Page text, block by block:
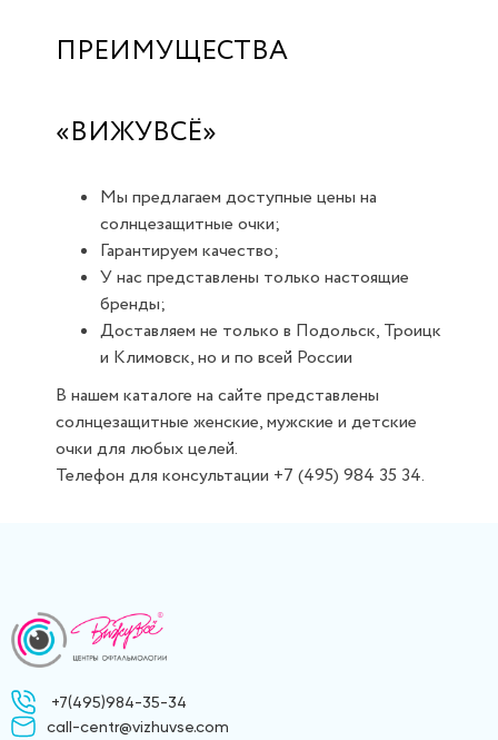
ПРЕИМУЩЕСТВА
«ВИЖУВСЁ»
Мы предлагаем доступные цены на
солнцезащитные очки;
Гарантируем качество;
У нас представлены только настоящие
бренды;
Доставляем не только в Подольск, Троицк
и Климовск, но и по всей России
В нашем каталоге на сайте представлены
солнцезащитные женские, мужские и детские
очки для любых целей.
Телефон для консультации +7 (495) 984 35 34.
+7(495)984-35-34
call-centr@vizhuvse.com